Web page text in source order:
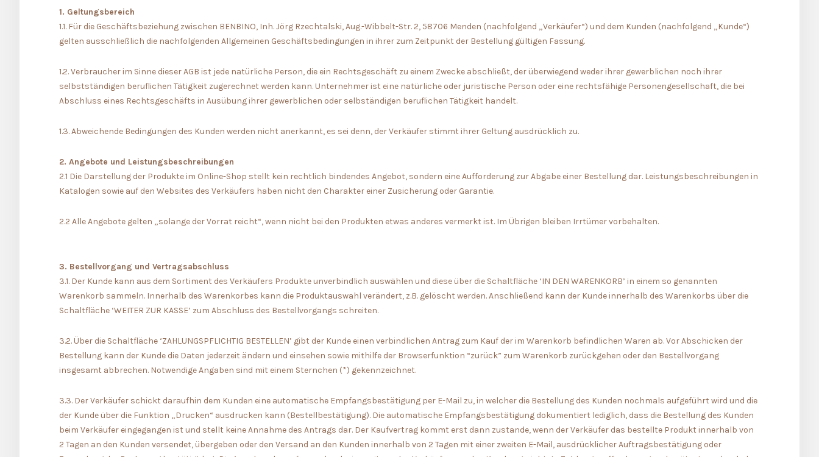
1. Geltungsbereich
1.1. Für die Geschäftsbeziehung zwischen BENBINO, Inh. Jörg Rzechtalski, Aug.-Wibbelt-Str. 2, 58706 Menden (nachfolgend „Verkäufer“) und dem Kunden (nachfolgend „Kunde“)
gelten ausschließlich die nachfolgenden Allgemeinen Geschäftsbedingungen in ihrer zum Zeitpunkt der Bestellung gültigen Fassung.
1.2. Verbraucher im Sinne dieser AGB ist jede natürliche Person, die ein Rechtsgeschäft zu einem Zwecke abschließt, der überwiegend weder ihrer gewerblichen noch ihrer
selbstständigen beruflichen Tätigkeit zugerechnet werden kann. Unternehmer ist eine natürliche oder juristische Person oder eine rechtsfähige Personengesellschaft, die bei
Abschluss eines Rechtsgeschäfts in Ausübung ihrer gewerblichen oder selbständigen beruflichen Tätigkeit handelt.
1.3. Abweichende Bedingungen des Kunden werden nicht anerkannt, es sei denn, der Verkäufer stimmt ihrer Geltung ausdrücklich zu.
2. Angebote und Leistungsbeschreibungen
2.1 Die Darstellung der Produkte im Online-Shop stellt kein rechtlich bindendes Angebot, sondern eine Aufforderung zur Abgabe einer Bestellung dar. Leistungsbeschreibungen in
Katalogen sowie auf den Websites des Verkäufers haben nicht den Charakter einer Zusicherung oder Garantie.
2.2 Alle Angebote gelten „solange der Vorrat reicht“, wenn nicht bei den Produkten etwas anderes vermerkt ist. Im Übrigen bleiben Irrtümer vorbehalten.
3. Bestellvorgang und Vertragsabschluss
3.1. Der Kunde kann aus dem Sortiment des Verkäufers Produkte unverbindlich auswählen und diese über die Schaltfläche ‘IN DEN WARENKORB’ in einem so genannten
Warenkorb sammeln. Innerhalb des Warenkorbes kann die Produktauswahl verändert, z.B. gelöscht werden. Anschließend kann der Kunde innerhalb des Warenkorbs über die
Schaltfläche ‘WEITER ZUR KASSE’ zum Abschluss des Bestellvorgangs schreiten.
3.2. Über die Schaltfläche ‘ZAHLUNGSPFLICHTIG BESTELLEN’ gibt der Kunde einen verbindlichen Antrag zum Kauf der im Warenkorb befindlichen Waren ab. Vor Abschicken der
Bestellung kann der Kunde die Daten jederzeit ändern und einsehen sowie mithilfe der Browserfunktion “zurück” zum Warenkorb zurückgehen oder den Bestellvorgang
insgesamt abbrechen. Notwendige Angaben sind mit einem Sternchen (*) gekennzeichnet.
3.3. Der Verkäufer schickt daraufhin dem Kunden eine automatische Empfangsbestätigung per E-Mail zu, in welcher die Bestellung des Kunden nochmals aufgeführt wird und die
der Kunde über die Funktion „Drucken“ ausdrucken kann (Bestellbestätigung). Die automatische Empfangsbestätigung dokumentiert lediglich, dass die Bestellung des Kunden
beim Verkäufer eingegangen ist und stellt keine Annahme des Antrags dar. Der Kaufvertrag kommt erst dann zustande, wenn der Verkäufer das bestellte Produkt innerhalb von
2 Tagen an den Kunden versendet, übergeben oder den Versand an den Kunden innerhalb von 2 Tagen mit einer zweiten E-Mail, ausdrücklicher Auftragsbestätigung oder